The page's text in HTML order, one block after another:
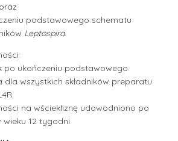
podstawowego schematu
Leptospira.
po ukończeniu podstawowego
dla wszystkich składników preparatu
na wściekliznę udowodniono po
12 tygodni.